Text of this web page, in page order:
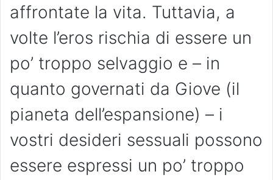
affrontate la vita. Tuttavia, a
volte l’eros rischia di essere un
po’ troppo selvaggio e – in
quanto governati da Giove (il
pianeta dell’espansione) – i
vostri desideri sessuali possono
essere espressi un po’ troppo